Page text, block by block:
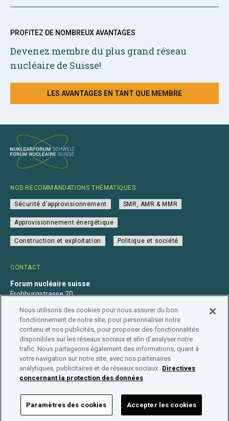
PROFITEZ DE NOMBREUX AVANTAGES
Devenez membre du plus grand réseau
nucléaire de Suisse!
LES AVANTAGES EN TANT QUE MEMBRE
CONTACT
Forum nucléaire suisse
Frohburgstrasse 20
+41 31 560 36 50
info@nuklearforum.ch
NOS RECOMMANDATIONS THÉMATIQUES
Sécurité d’approvisionnement SMR, AMR & MMR
Approvisionnement énergétique
Construction et exploitation Politique et société
Déclaration de confidentialité Impressum Affiliation
Répertoire des entreprises
Nous utilisons des cookies pour nous assurer du bon
fonctionnement de notre site, pour personnaliser notre
contenu et nos publicités, pour proposer des fonctionnalités
disponibles sur les réseaux sociaux et afin d’analyser notre
trafic. Nous partageons également des informations, quant à
votre navigation sur notre site, avec nos partenaires
analytiques, publicitaires et de réseaux sociaux. Directives
concernant la protection des données
Paramètres des cookies Accepter les cookies